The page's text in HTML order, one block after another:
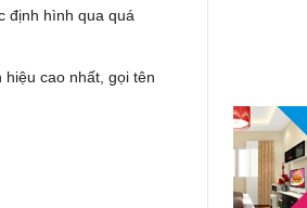
định hình qua quá
cao nhất, gọi tên